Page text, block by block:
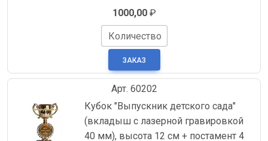
1000,00₽
Количество
Арт. 60202
Кубок "Выпускник детского сада"
(вкладыш с лазерной гравировкой
40 мм), высота 12 см + постамент 4